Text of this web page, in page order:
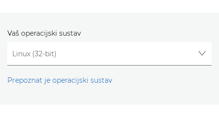
Vaš operacijski sustav
Prepoznat je operacijski sustav